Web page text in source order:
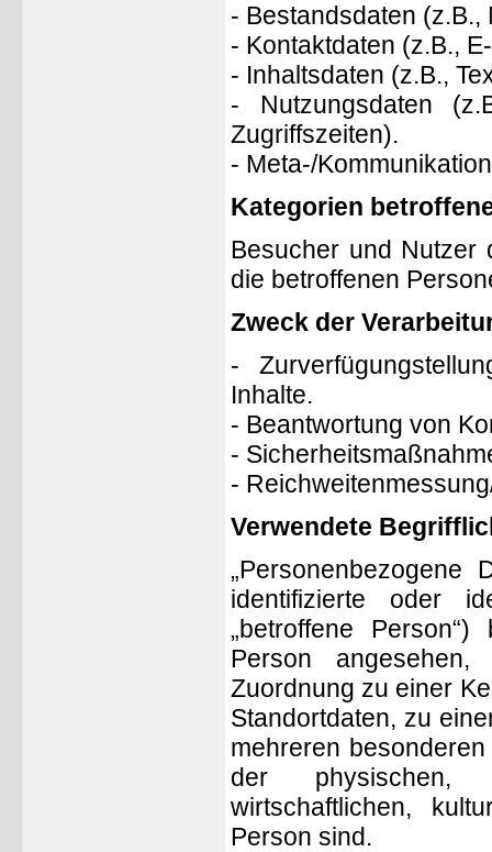
- Bestandsdaten (z.B.,
- Kontaktdaten (z.B.,
- Inhaltsdaten (z.B.,
- Nutzungsdaten
Zugriffszeiten).
- Meta-/
Kategorien
Besucher und Nutzer
die betroffenen
Zweck der
-
Inhalte.
- Beantwortung von
-
-
Verwendete
identifizierte oder
„betroffene
Person
Zuordnung zu einer
Standortdaten, zu
mehreren
der physischen,
wirtschaftlichen,
Person sind.